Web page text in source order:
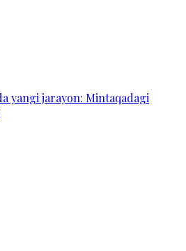
yangi jarayon: Mintaqadagi